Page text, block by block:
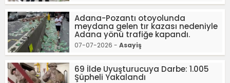
Adana-Pozantı otoyolunda
meydana gelen tır kazası nedeniyle
Adana yönü trafiğe kapandı.
07-07-2026 - Asayiş
69 İlde Uyuşturucuya Darbe: 1.005
Şüpheli Yakalandı